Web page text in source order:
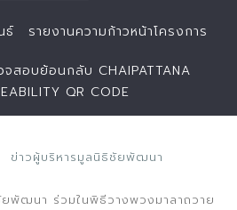
ธ์ รายงานความก้าวหน้าโครงการ
สอบย้อนกลับ CHAIPATTANA
QR CODE
ข่าวผู้บริหารมูลนิธิชัยพัฒนา
ยพัฒนา ร่วมในพิธีวางพวงมาลาถวาย